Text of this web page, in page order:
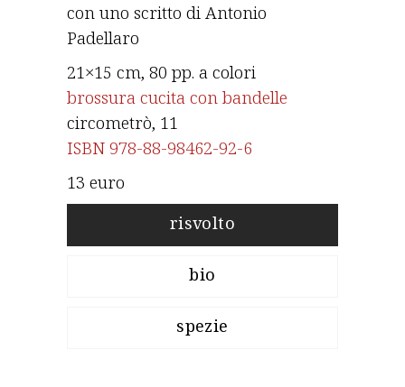
con uno scritto di Antonio
Padellaro
21×15 cm, 80 pp. a colori
brossura cucita con bandelle
circometrò, 11
ISBN 978-88-98462-92-6
13 euro
risvolto
bio
spezie